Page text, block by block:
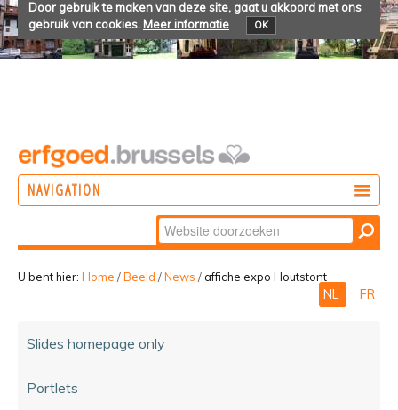
Door gebruik te maken van deze site, gaat u akkoord met ons
gebruik van cookies. Meer informatie OK
NAVIGATION
Zoek
Geavanceerd
zoeken...
U bent hier: Home /Beeld /News / affiche expo Houtstont
NL FR
Slides homepage only
Portlets